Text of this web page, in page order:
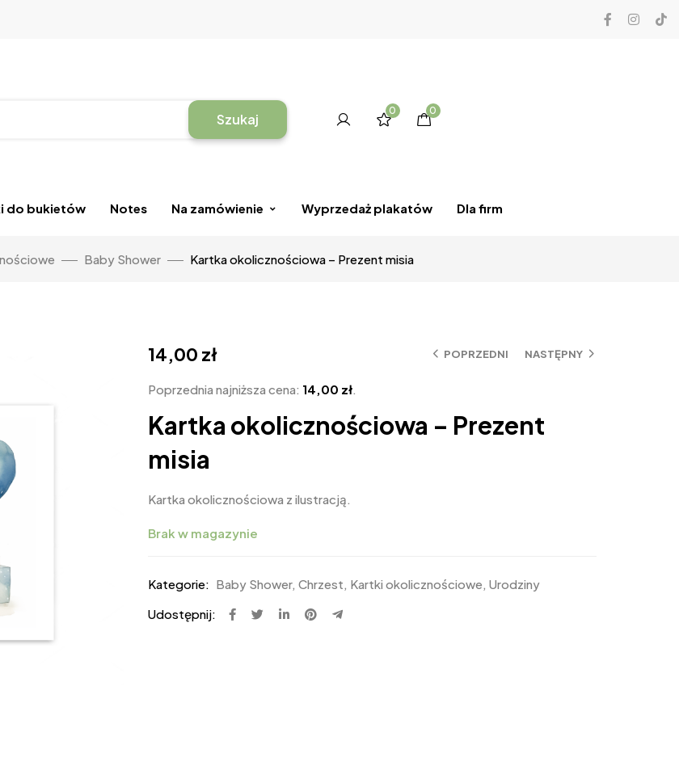
Szukaj
0 0
do bukietów Notes Na zamówienie Wyprzedaż plakatów Dla firm
Baby Shower Kartka okolicznościowa – Prezent misia
POPRZEDNI NASTĘPNY
14,00 zł
Poprzednia najniższa cena: 14,00 zł.
Kartka okolicznościowa – Prezent
misia
Kartka okolicznościowa z ilustracją.
Brak w magazynie
Kategorie: Baby Shower, Chrzest, Kartki okolicznościowe, Urodziny
Udostępnij: